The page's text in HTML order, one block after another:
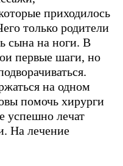
приходилось
только родители
сына на ноги. В
первые шаги, но
на одном
помочь хирурги
успешно лечат
На лечение